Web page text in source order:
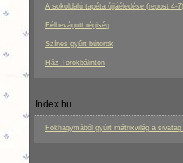
A sokoldalú tapéta újjáéledése (repost 4-7)
Félbevágott régiség
Színes gyűrt bútorok
Ház Törökbálinton
Index.hu
Fokhagymából gyúrt mátrixvilág a sivatag